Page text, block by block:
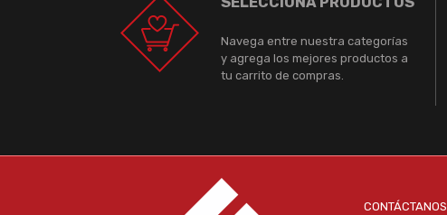
Navega entre nuestra categorías
y agrega los mejores productos a
tu carrito de compras.
CONTÁCTANOS